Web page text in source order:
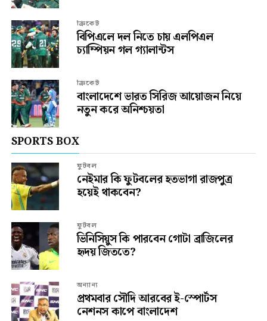
ক্রিকেট
বিপিএলে দল নিতে চায় এলপিএল
চ্যাম্পিয়ন গল গ্যালান্টস
ক্রিকেট
বাংলাদেশে ভারত সিরিজ আয়োজন নিয়ে
নতুন করে অনিশ্চয়তা
SPORTS BOX
ফুটবল
নেইমার কি ফুটবলের হতভাগা রাজপুত্র
হয়েই থাকবেন?
ফুটবল
ভিনিসিয়ুস কি পারবেন গোটা ব্রাজিলের
হৃদয় জিততে?
অন্যান্য
প্রথমবার সৌদি আরবের ই-স্পোর্টস
নেশনস কাপে বাংলাদেশ